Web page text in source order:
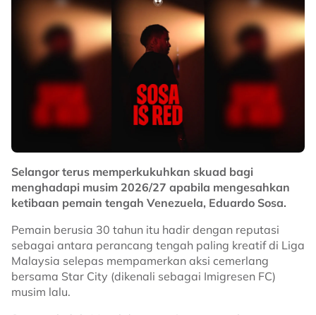
Selangor terus memperkukuhkan skuad bagi
menghadapi musim 2026/27 apabila mengesahkan
ketibaan pemain tengah Venezuela, Eduardo Sosa.
Pemain berusia 30 tahun itu hadir dengan reputasi
sebagai antara perancang tengah paling kreatif di Liga
Malaysia selepas mempamerkan aksi cemerlang
bersama Star City (dikenali sebagai Imigresen FC)
musim lalu.